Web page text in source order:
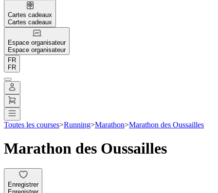
Cartes cadeaux
Cartes cadeaux
Espace organisateur
Espace organisateur
FR
FR
Toutes les courses>Running>Marathon>Marathon des Oussailles
Marathon des Oussailles
Enregistrer